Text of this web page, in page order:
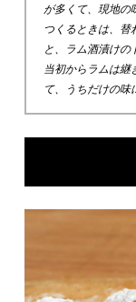
が多くて、現地の
つくるときは、替
と、ラム酒漬けの
当初からラムは継
て、うちだけの味